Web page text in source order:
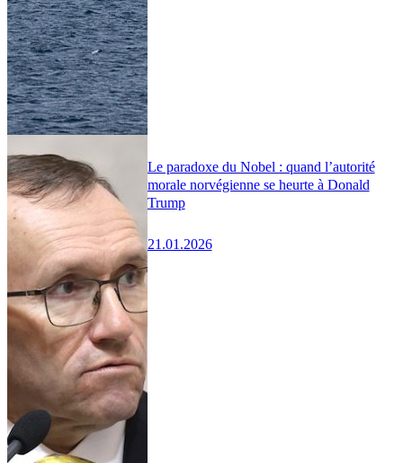
Le paradoxe du Nobel : quand l’autorité
morale norvégienne se heurte à Donald
Trump
21.01.2026